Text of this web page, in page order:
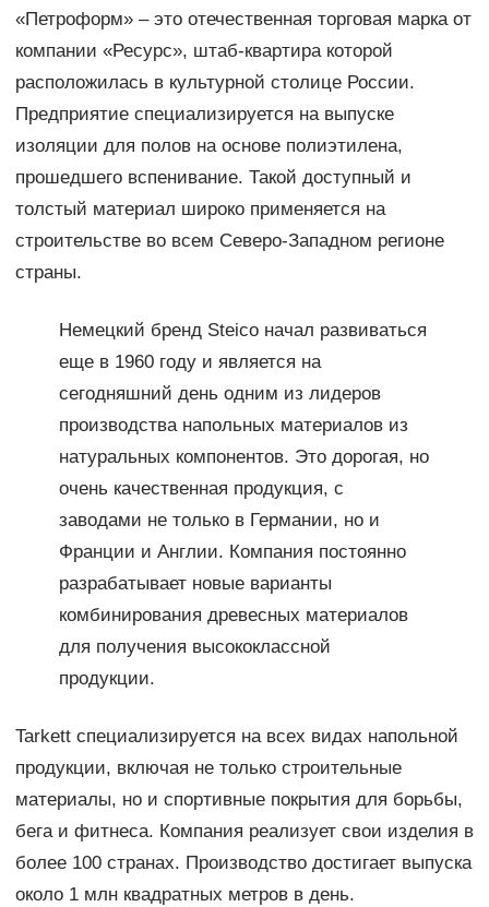
«Петроформ» – это отечественная торговая марка от
компании «Ресурс», штаб-квартира которой
расположилась в культурной столице России.
Предприятие специализируется на выпуске
изоляции для полов на основе полиэтилена,
прошедшего вспенивание. Такой доступный и
толстый материал широко применяется на
строительстве во всем Северо-Западном регионе
страны.
Немецкий бренд Steico начал развиваться
еще в 1960 году и является на
сегодняшний день одним из лидеров
производства напольных материалов из
натуральных компонентов. Это дорогая, но
очень качественная продукция, с
заводами не только в Германии, но и
Франции и Англии. Компания постоянно
разрабатывает новые варианты
комбинирования древесных материалов
для получения высококлассной
продукции.
Tarkett специализируется на всех видах напольной
продукции, включая не только строительные
материалы, но и спортивные покрытия для борьбы,
бега и фитнеса. Компания реализует свои изделия в
более 100 странах. Производство достигает выпуска
около 1 млн квадратных метров в день.